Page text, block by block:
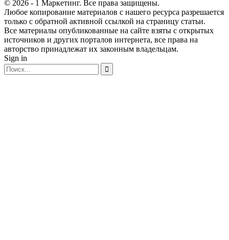
© 2026 - 1 Маркетинг. Все права защищены.
Любое копирование материалов с нашего ресурса разрешается
только с обратной активной ссылкой на страницу статьи.
Все материалы опубликованные на сайте взяты с открытых
источников и других порталов интернета, все права на
авторство принадлежат их законным владельцам.
Sign in